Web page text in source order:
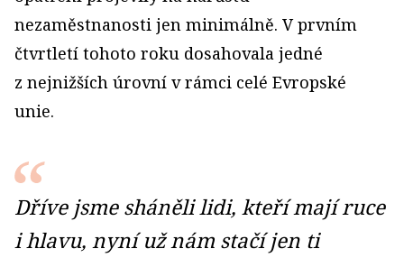
nezaměstnanosti jen minimálně. V prvním
čtvrtletí tohoto roku dosahovala jedné
z nejnižších úrovní v rámci celé Evropské
unie.
Dříve jsme sháněli lidi, kteří mají ruce
i hlavu, nyní už nám stačí jen ti